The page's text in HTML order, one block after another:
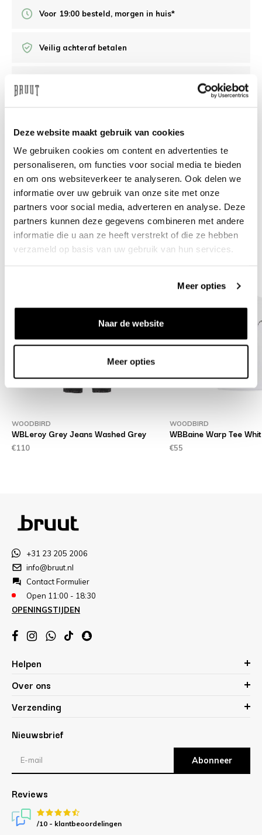
Deze website maakt gebruik van cookies
We gebruiken cookies om content en advertenties te
personaliseren, om functies voor social media te bieden
en om ons websiteverkeer te analyseren. Ook delen we
informatie over uw gebruik van onze site met onze
partners voor social media, adverteren en analyse. Deze
partners kunnen deze gegevens combineren met andere
informatie die u aan ze heeft verstrekt of die ze hebben
verzameld op basis van uw gebruik van hun services.
Meer opties
Naar de website
Meer opties
Voor 19:00 besteld, morgen in huis*
Veilig achteraf betalen
Hulp nodig?We helpen
info@bruut.nl Live chat Whatsapp
Over dit product
Verzenden & retourneren
Gerelateerde producten
WOODBIRD
WBLeroy Grey Jeans Washed Grey
€110
WOODBIRD
WBBaine Warp Tee
€55
+31 23 205 2006
info@bruut.nl
Contact Formulier
Open 11:00 - 18:30
OPENINGSTIJDEN
Helpen
Over ons
Verzending
Nieuwsbrief
Abonneer
Reviews
/10 - klantbeoordelingen